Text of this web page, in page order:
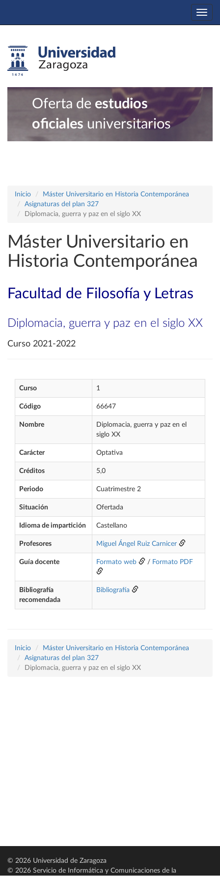
Oferta de estudios
oficiales universitarios
Inicio
Máster Universitario en Historia Contemporánea
Asignaturas del plan 327
Diplomacia, guerra y paz en el siglo XX
Máster Universitario en
Historia Contemporánea
Facultad de Filosofía y Letras
Diplomacia, guerra y paz en el siglo XX
Curso 2021-2022
Curso 1
Código 66647
Nombre
Diplomacia, guerra y paz en el
siglo XX
Carácter Optativa
Créditos 5,0
Periodo Cuatrimestre 2
Situación Ofertada
Idioma de impartición Castellano
Profesores Miguel Ángel Ruiz Carnicer
Guía docente Formato web / Formato PDF
Bibliografía
recomendada
Bibliografía
Inicio
Máster Universitario en Historia Contemporánea
Asignaturas del plan 327
Diplomacia, guerra y paz en el siglo XX
© 2026 Universidad de Zaragoza
© 2026 Servicio de Informática y Comunicaciones de la